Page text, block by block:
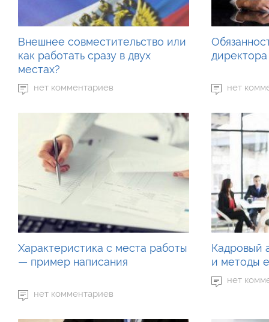
Внешнее совместительство или
как работать сразу в двух
местах?
нет комментариев нет
Характеристика с места работы
— пример написания
нет комментариев
Кадровый
и методы
нет